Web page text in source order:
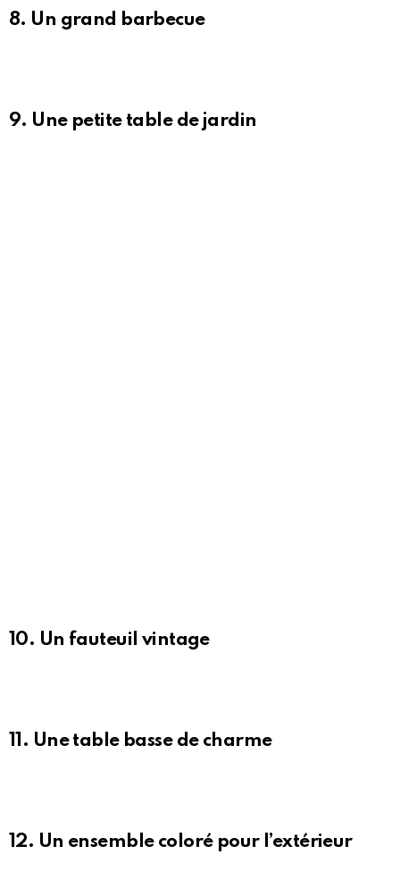
8. Un grand barbecue
9. Une petite table de jardin
10. Un fauteuil vintage
11. Une table basse de charme
12. Un ensemble coloré pour l’extérieur